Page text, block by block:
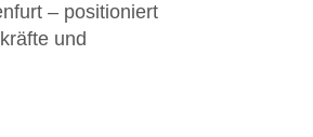
– positioniert
und